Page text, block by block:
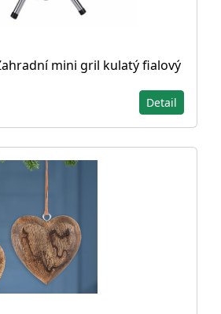
mini gril kulatý fialový
Detail